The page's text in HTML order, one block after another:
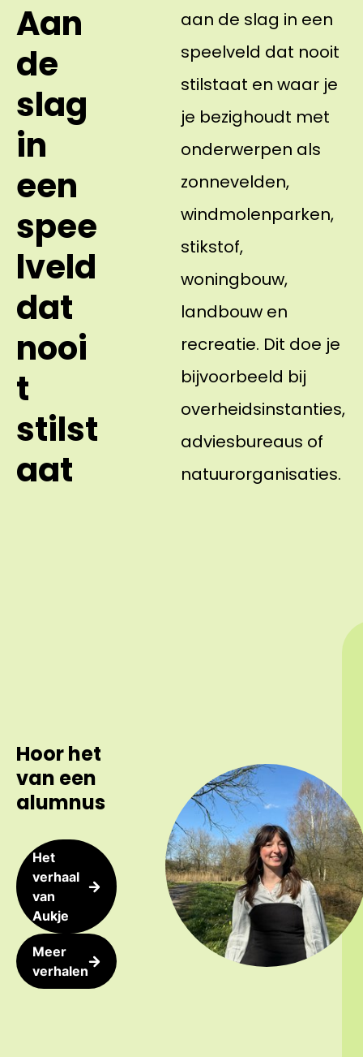
Aan
de
slag
in
een
spee
lveld
dat
nooi
t
stilst
aat
aan de slag in een
speelveld dat nooit
stilstaat en waar je
je bezighoudt met
onderwerpen als
zonnevelden,
windmolenparken,
stikstof,
woningbouw,
landbouw en
recreatie. Dit doe je
bijvoorbeeld bij
overheidsinstanties,
adviesbureaus of
natuurorganisaties.
Hoor het
van een
alumnus
Het
verhaal
van
Aukje
Meer
verhalen